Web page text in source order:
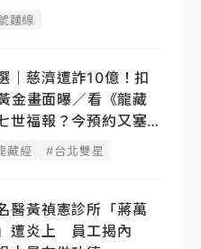
麵線
｜慈濟遭詐10億！扣
金畫面曝／看《龍藏
世福報？今預約又塞
藏經 #台北雙星
醫黃禎憲診所「蔣萬
遭炎上 員工揭內